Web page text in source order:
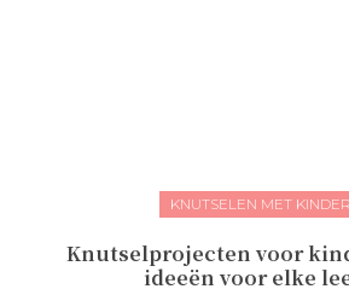
KNUTSELEN MET
Knutselprojecten voor
ideeën voor elke